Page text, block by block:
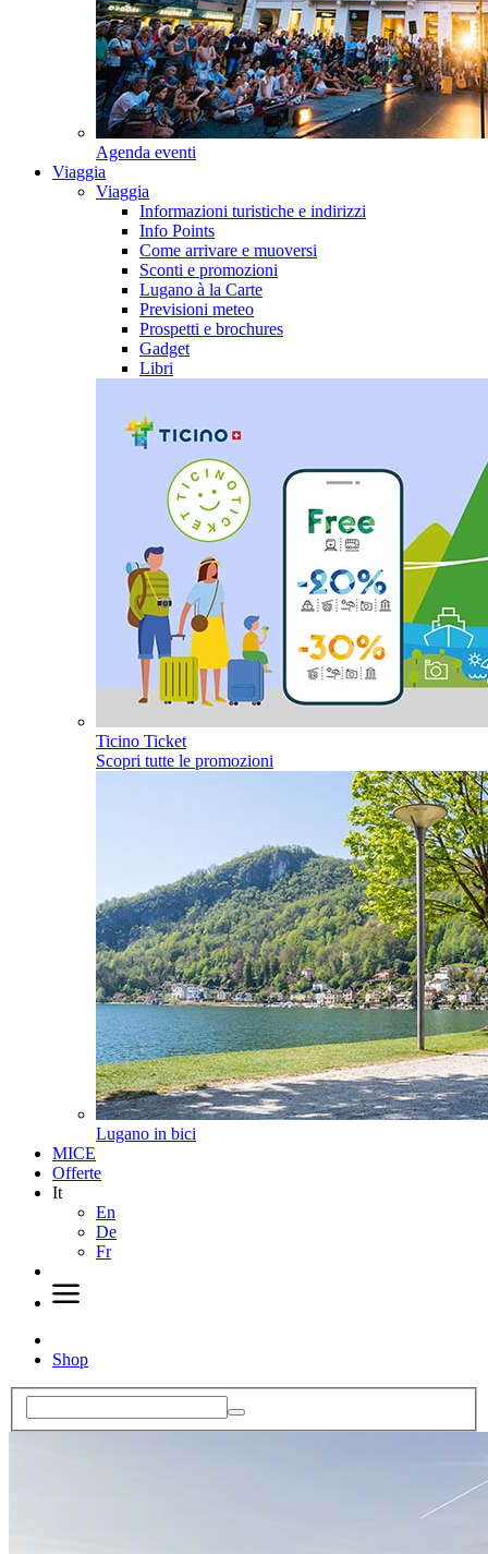
Agenda eventi
Viaggia
Viaggia
Informazioni turistiche e indirizzi
Info Points
Come arrivare e muoversi
Sconti e promozioni
Lugano à la Carte
Previsioni meteo
Prospetti e brochures
Gadget
Libri
Ticino Ticket
Scopri tutte le promozioni
Lugano in bici
MICE
Offerte
It
En
De
Fr
Shop